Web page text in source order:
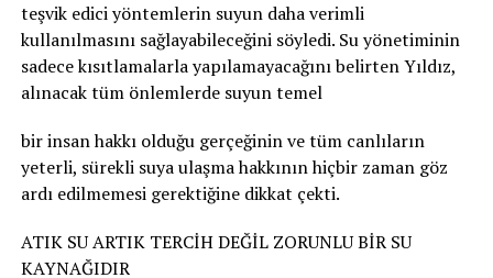
teşvik edici yöntemlerin suyun daha verimli
kullanılmasını sağlayabileceğini söyledi. Su yönetiminin
sadece kısıtlamalarla yapılamayacağını belirten Yıldız,
alınacak tüm önlemlerde suyun temel
bir insan hakkı olduğu gerçeğinin ve tüm canlıların
yeterli, sürekli suya ulaşma hakkının hiçbir zaman göz
ardı edilmemesi gerektiğine dikkat çekti.
ATIK SU ARTIK TERCİH DEĞİL ZORUNLU BİR SU
KAYNAĞIDIR